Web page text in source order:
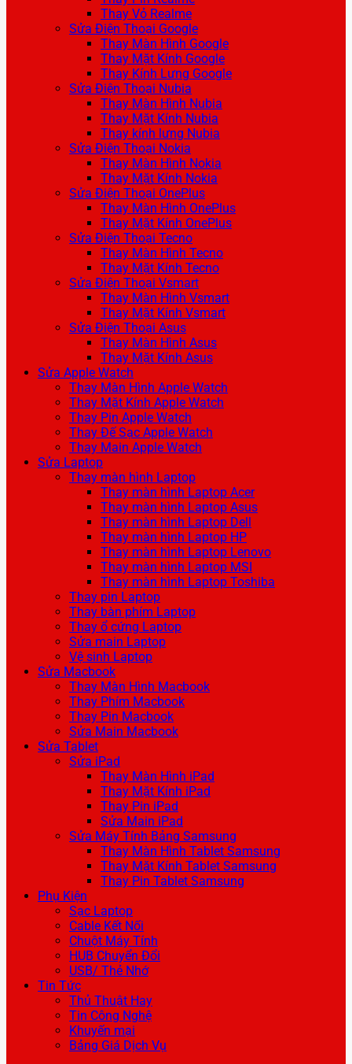
Thay Vỏ Realme
Sửa Điện Thoại Google
Thay Màn Hình Google
Thay Mặt Kính Google
Thay Kính Lưng Google
Sửa Điện Thoại Nubia
Thay Màn Hình Nubia
Thay Mặt Kính Nubia
Thay kính lưng Nubia
Sửa Điện Thoại Nokia
Thay Màn Hình Nokia
Thay Mặt Kính Nokia
Sửa Điện Thoại OnePlus
Thay Màn Hình OnePlus
Thay Mặt Kính OnePlus
Sửa Điện Thoại Tecno
Thay Màn Hình Tecno
Thay Mặt Kính Tecno
Sửa Điện Thoại Vsmart
Thay Màn Hình Vsmart
Thay Mặt Kính Vsmart
Sửa Điện Thoại Asus
Thay Màn Hình Asus
Thay Mặt Kính Asus
Sửa Apple Watch
Thay Màn Hình Apple Watch
Thay Mặt Kính Apple Watch
Thay Pin Apple Watch
Thay Đế Sạc Apple Watch
Thay Main Apple Watch
Sửa Laptop
Thay màn hình Laptop
Thay màn hình Laptop Acer
Thay màn hình Laptop Asus
Thay màn hình Laptop Dell
Thay màn hình Laptop HP
Thay màn hình Laptop Lenovo
Thay màn hình Laptop MSI
Thay màn hình Laptop Toshiba
Thay pin Laptop
Thay bàn phím Laptop
Thay ổ cứng Laptop
Sửa main Laptop
Vệ sinh Laptop
Sửa Macbook
Thay Màn Hình Macbook
Thay Phím Macbook
Thay Pin Macbook
Sửa Main Macbook
Sửa Tablet
Sửa iPad
Thay Màn Hình iPad
Thay Mặt Kính iPad
Thay Pin iPad
Sửa Main iPad
Sửa Máy Tính Bảng Samsung
Thay Màn Hình Tablet Samsung
Thay Mặt Kính Tablet Samsung
Thay Pin Tablet Samsung
Phụ Kiện
Sạc Laptop
Cable Kết Nối
Chuột Máy Tính
HUB Chuyển Đổi
USB/ Thẻ Nhớ
Tin Tức
Thủ Thuật Hay
Tin Công Nghệ
Khuyến mại
Bảng Giá Dịch Vụ